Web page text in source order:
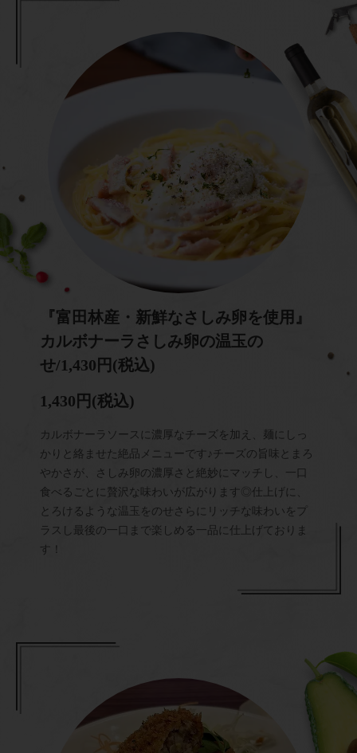
『富田林産・新鮮なさしみ卵を使用』
カルボナーラさしみ卵の温玉の
せ/1,430円(税込)
1,430円 (税込)
カルボナーラソースに濃厚なチーズを加え、麺にしっ
かりと絡ませた絶品メニューです♪チーズの旨味とまろ
やかさが、さしみ卵の濃厚さと絶妙にマッチし、一口
食べるごとに贅沢な味わいが広がります◎仕上げに、
とろけるような温玉をのせさらにリッチな味わいをプ
ラスし最後の一口まで楽しめる一品に仕上げておりま
す！